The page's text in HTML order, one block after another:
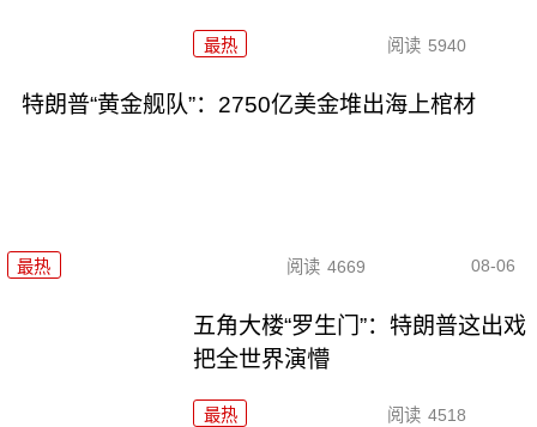
最热 阅读 5940
特朗普“黄金舰队”：2750亿美金堆出海上棺材
最热 阅读 4669 08-06
五角大楼“罗生门”：特朗普这出戏
把全世界演懵
最热 阅读 4518